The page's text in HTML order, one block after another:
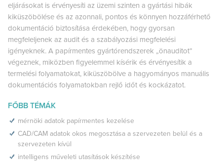
eljárásokat is érvényesíti az üzemi szinten a gyártási hibák
kiküszöbölése és az azonnali, pontos és könnyen hozzáférhető
dokumentáció biztosítása érdekében, hogy gyorsan
megfeleljenek az audit és a szabályozási megfelelési
igényeknek. A papírmentes gyártórendszerek „önauditot”
végeznek, miközben figyelemmel kísérik és érvényesítik a
termelési folyamatokat, kiküszöbölve a hagyományos manuális
dokumentációs folyamatokban rejlő időt és kockázatot.
FŐBB TÉMÁK
mérnöki adatok papírmentes kezelése
CAD/CAM adatok okos megosztása a szervezeten belül és a
szervezeten kívül
intelligens műveleti utasítások készítése